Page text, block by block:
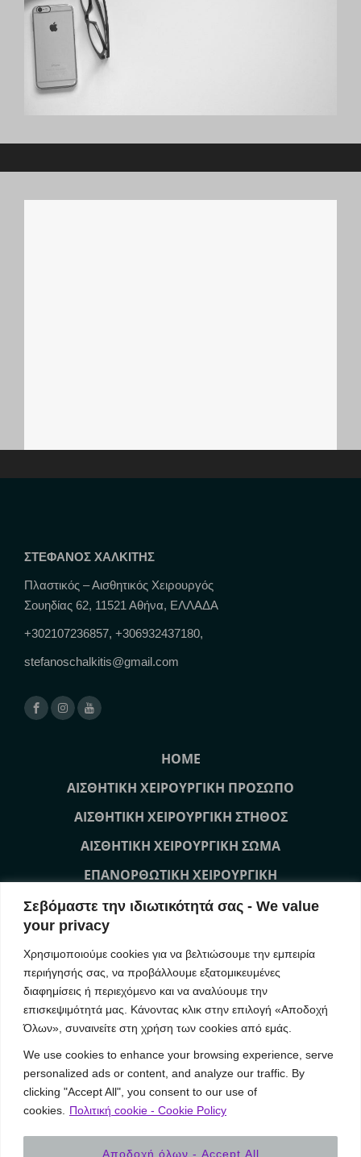
Σεβόμαστε την ιδιωτικότητά σας - We value
your privacy
Χρησιμοποιούμε cookies για να βελτιώσουμε την εμπειρία
περιήγησής σας, να προβάλλουμε εξατομικευμένες
διαφημίσεις ή περιεχόμενο και να αναλύουμε την
επισκεψιμότητά μας. Κάνοντας κλικ στην επιλογή «Αποδοχή
Όλων», συναινείτε στη χρήση των cookies από εμάς.
We use cookies to enhance your browsing experience, serve
personalized ads or content, and analyze our traffic. By
clicking "Accept All", you consent to our use of
cookies.
Πολιτική cookie - Cookie Policy
Αποδοχή όλων - Accept All
ΣΤΕΦΑΝΟΣ ΧΑΛΚΙΤΗΣ
Πλαστικός – Αισθητικός Χειρουργός
Σουηδίας 62, 11521 Αθήνα, ΕΛΛΑΔΑ
+302107236857, +306932437180,
stefanoschalkitis@gmail.com
HOME
ΑΙΣΘΗΤΙΚΗ ΧΕΙΡΟΥΡΓΙΚΗ ΠΡΟΣΩΠΟ
ΑΙΣΘΗΤΙΚΗ ΧΕΙΡΟΥΡΓΙΚΗ ΣΤΗΘΟΣ
ΑΙΣΘΗΤΙΚΗ ΧΕΙΡΟΥΡΓΙΚΗ ΣΩΜΑ
ΕΠΑΝΟΡΘΩΤΙΚΗ ΧΕΙΡΟΥΡΓΙΚΗ
ΜΗ ΧΕΙΡΟΥΡΓΙΚΕΣ ΘΕΡΑΠΕΙΕΣ ΠΡΟΣΩΠΟ
ΜΗ ΧΕΙΡΟΥΡΓΙΚΕΣ ΘΕΡΑΠΕΙΕΣ ΣΩΜΑ
ΕΠΙΚΟΙΝΩΝΙΑ
Our News
(Ελληνικά) YVOIRE Symposium Athens
(Ελληνικά) IMCAS Annual World Congress 2019
(Ελληνικά) Συνέδριο MBN 2018 AestheticBreast Meeting